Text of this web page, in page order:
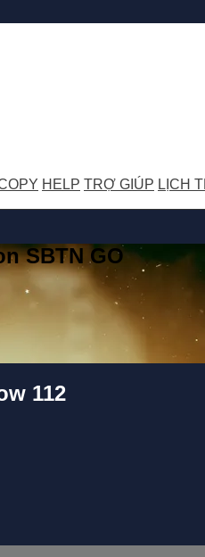
HELP TRỢ GIÚP LỊCH
SBTN GO
112